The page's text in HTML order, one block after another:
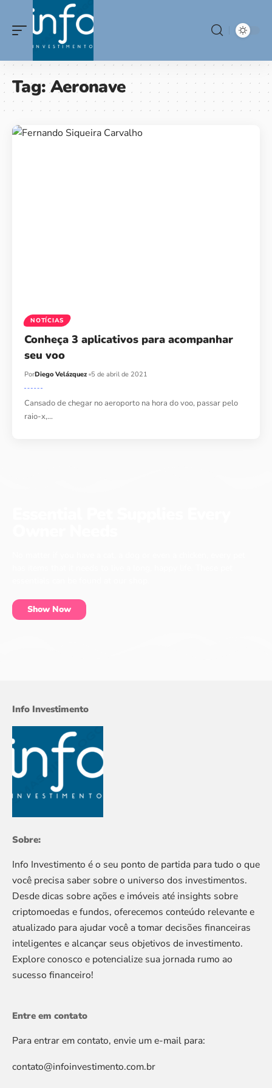
Tag:Aeronave
NOTÍCIAS
Conheça 3 aplicativos para acompanhar
seu voo
PorDiego Velázquez 5 de abril de 2021
Cansado de chegar no aeroporto na hora do voo, passar pelo
raio-x,…
Show Now
Info Investimento
Sobre:
Info Investimento é o seu ponto de partida para tudo o que
você precisa saber sobre o universo dos investimentos.
Desde dicas sobre ações e imóveis até insights sobre
criptomoedas e fundos, oferecemos conteúdo relevante e
atualizado para ajudar você a tomar decisões financeiras
inteligentes e alcançar seus objetivos de investimento.
Explore conosco e potencialize sua jornada rumo ao
sucesso financeiro!
Entre em contato
Para entrar em contato, envie um e-mail para:
contato@infoinvestimento.com.br